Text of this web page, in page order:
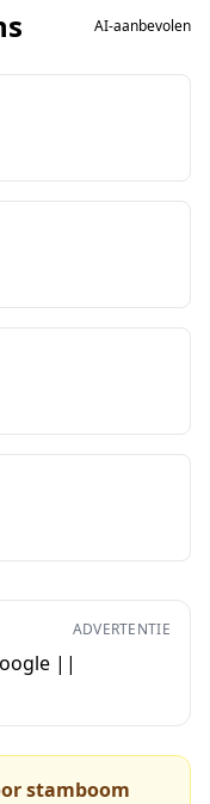
AI-aanbevolen
ADVERTENTIE
||
stamboom